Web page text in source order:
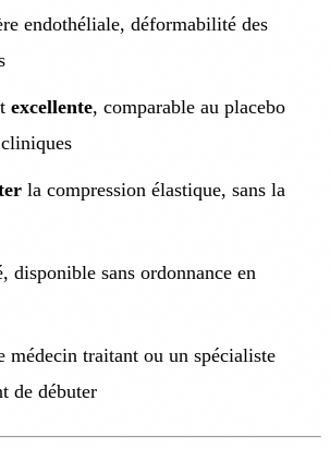
endothéliale, déformabilité des
excellente, comparable au placebo
la compression élastique, sans la
disponible sans ordonnance en
médecin traitant ou un spécialiste
de débuter